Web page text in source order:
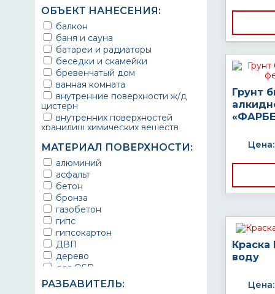
ОБЪЕКТ НАНЕСЕНИЯ:
балкон
баня и сауна
батареи и радиаторы
беседки и скамейки
бревенчатый дом
ванная комната
внутренние поверхности ж/д
цистерн
внутренних поверхностей
хранилищ химических веществ
ворота
выхлопные системы
автомобилей
газопроводы
гараж
гидротехнические сооружения
городской транспорт
грузовые вагоны
двери металлические
детали двигателей
детали машин
для автомобилей
МАТЕРИАЛ ПОВЕРХНОСТИ:
алюминий
асфальт
бетон
бронза
газобетон
гипс
гипсокартон
ДВП
дерево
для OSB
для бетона
для гипса
РАЗБАВИТЕЛЬ:
Грунт
Цена:
воду
Цена: